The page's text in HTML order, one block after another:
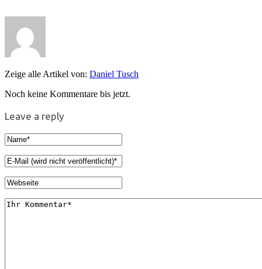
Zeige alle Artikel von: Daniel Tusch
Noch keine Kommentare bis jetzt.
Leave a reply